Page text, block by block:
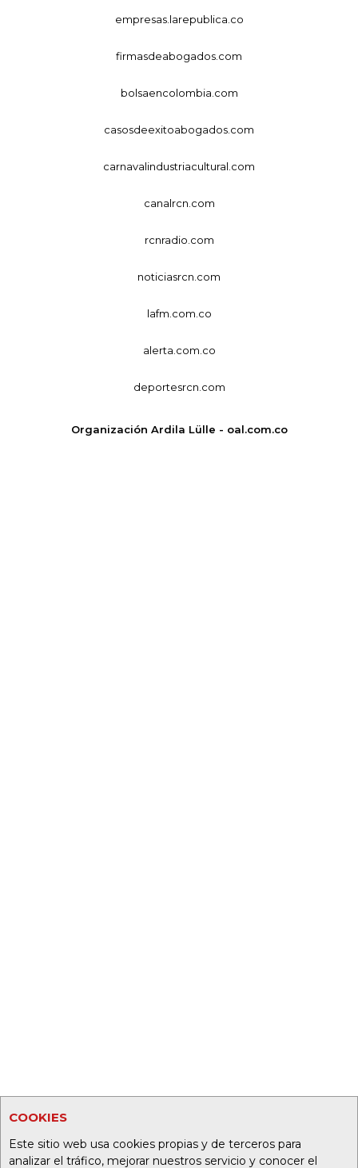
COOKIES
Este sitio web usa cookies propias y de terceros para
analizar el tráfico, mejorar nuestros servicio y conocer el
empresas.larepublica.co
firmasdeabogados.com
bolsaencolombia.com
casosdeexitoabogados.com
carnavalindustriacultural.com
canalrcn.com
rcnradio.com
noticiasrcn.com
lafm.com.co
alerta.com.co
deportesrcn.com
Organización Ardila Lülle - oal.com.co